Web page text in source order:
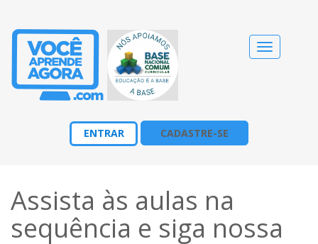
Alternar
navegação
ENTRAR CADASTRE-SE
Assista às aulas na
sequência e siga nossa